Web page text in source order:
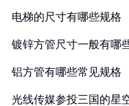
电梯的尺寸有哪些规格
镀锌方管尺寸一般有哪
铝方管有哪些常见规格
光线传媒参投三国的星